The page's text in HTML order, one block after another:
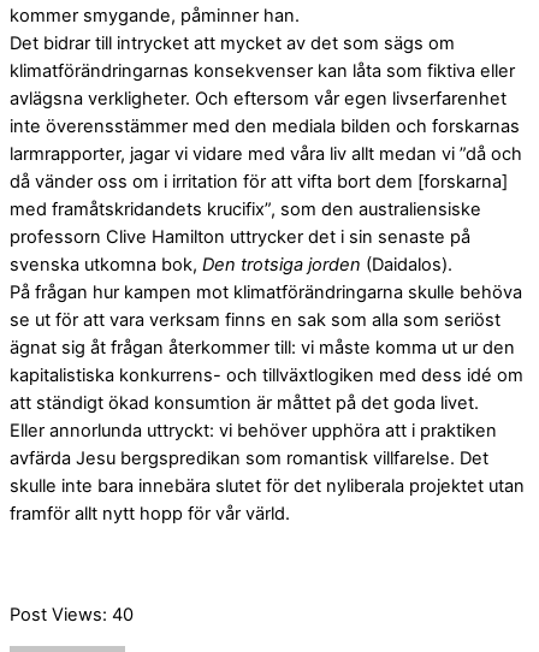
kommer smygande, påminner han.
Det bidrar till intrycket att mycket av det som sägs om
klimatförändringarnas konsekvenser kan låta som fiktiva eller
avlägsna verkligheter. Och eftersom vår egen livserfarenhet
inte överensstämmer med den mediala bilden och forskarnas
larmrapporter, jagar vi vidare med våra liv allt medan vi ”då och
då vänder oss om i irritation för att vifta bort dem [forskarna]
med framåtskridandets krucifix”, som den australiensiske
professorn Clive Hamilton uttrycker det i sin senaste på
svenska utkomna bok, Den trotsiga jorden (Daidalos).
På frågan hur kampen mot klimatförändringarna skulle behöva
se ut för att vara verksam finns en sak som alla som seriöst
ägnat sig åt frågan återkommer till: vi måste komma ut ur den
kapitalistiska konkurrens- och tillväxtlogiken med dess idé om
att ständigt ökad konsumtion är måttet på det goda livet.
Eller annorlunda uttryckt: vi behöver upphöra att i praktiken
avfärda Jesu bergspredikan som romantisk villfarelse. Det
skulle inte bara innebära slutet för det nyliberala projektet utan
framför allt nytt hopp för vår värld.
Post Views: 40